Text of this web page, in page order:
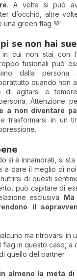
. A volte si può
d’occhio, altre
una green flag 💚!
se non hai
in cui non stai con
fusionali può
dalla persona
quando non
di agitarsi e
Attenzione
a non diventare
trasformarsi in un
si è innamorati, si sta
a dare il meglio di
di questi
può capitare di
esclusiva.
il
ma ritrovarsi in
in questo caso, a
quello del partner.
almeno la metà